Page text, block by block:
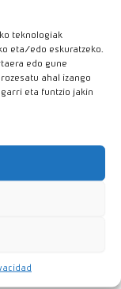
teknologiak
eta/edo eskuratzeko.
edo gune
ahal izango
eta funtzio jakin
formatos que
de accesibilidad.
desarrollados
enero de 2026.